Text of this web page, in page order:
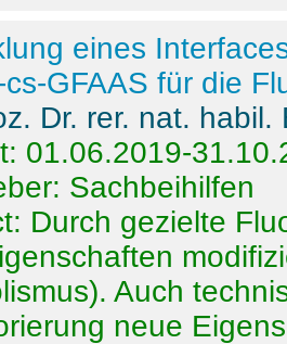
eines
GFAAS für die
Dr. rer. nat.
01.06.2019-
Sachbeihilfen
Durch gezielte
Auch
neue